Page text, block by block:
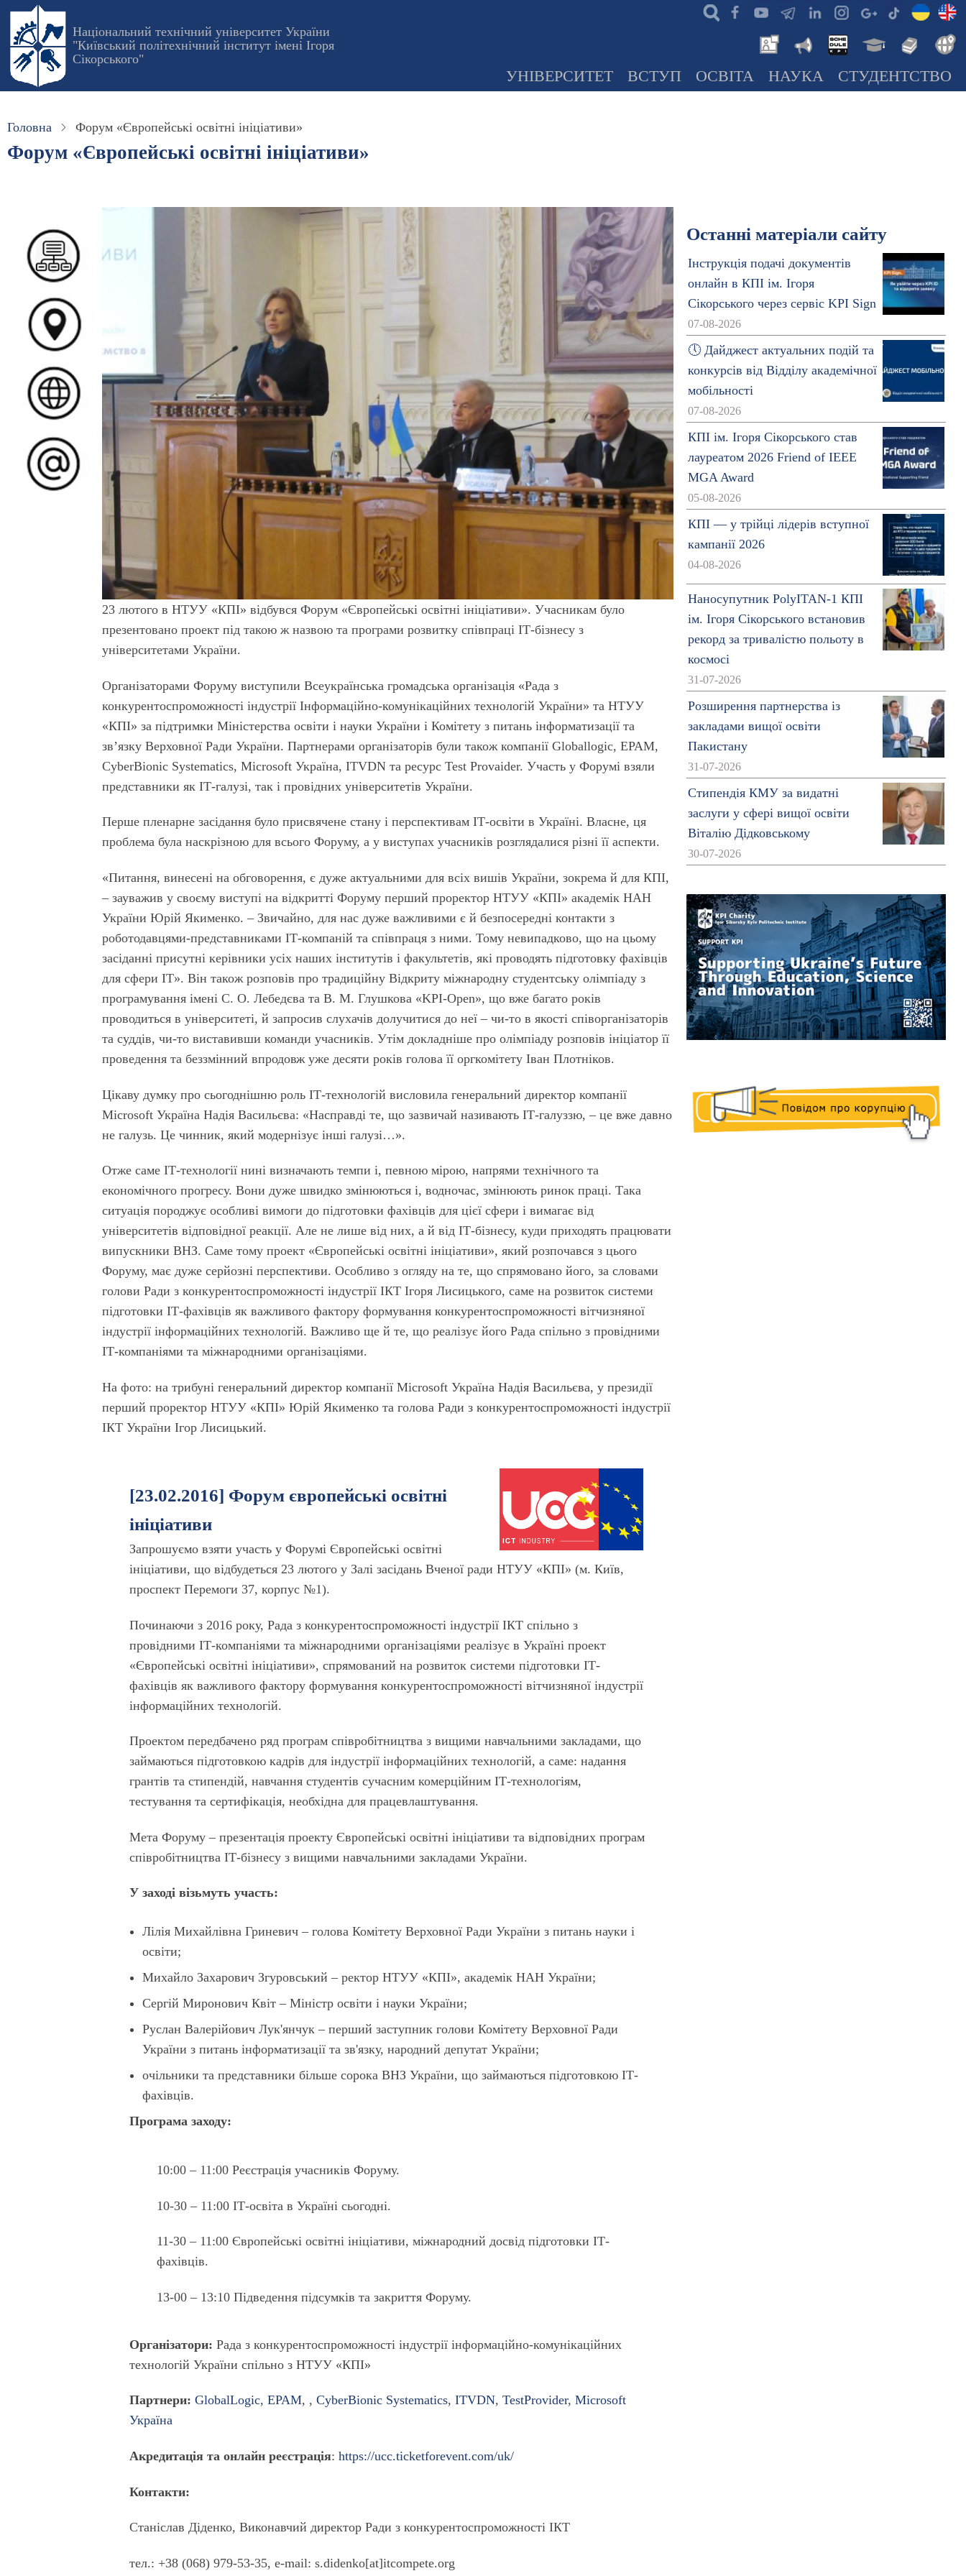
Перейти
основного
вмісту
Національний технічний університет України
"Київський політехнічний інститут імені Ігоря
Сікорського"
УНІВЕРСИТЕТ ВСТУП ОСВІТА НАУКА СТУДЕНТСТВО
Головна Форум «Європейські освітні ініціативи»
Форум «Європейські освітні ініціативи»
23 лютого в НТУУ «КПІ» відбувся Форум «Європейські освітні ініціативи». Учасникам було
презентовано проект під такою ж назвою та програми розвитку співпраці ІТ-бізнесу з
університетами України.
Організаторами Форуму виступили Всеукраїнська громадська організація «Рада з
конкурентоспроможності індустрії Інформаційно-комунікаційних технологій України» та НТУУ
«КПІ» за підтримки Міністерства освіти і науки України і Комітету з питань інформатизації та
зв’язку Верховної Ради України. Партнерами організаторів були також компанії Globallogic, EPAM,
CyberBionic Systematics, Microsoft Україна, ITVDN та ресурс Test Provaider. Участь у Форумі взяли
представники як ІТ-галузі, так і провідних університетів України.
Перше пленарне засідання було присвячене стану і перспективам ІТ-освіти в Україні. Власне, ця
проблема була наскрізною для всього Форуму, а у виступах учасників розглядалися різні її аспекти.
«Питання, винесені на обговорення, є дуже актуальними для всіх вишів України, зокрема й для КПІ,
– зауважив у своєму виступі на відкритті Форуму перший проректор НТУУ «КПІ» академік НАН
України Юрій Якименко. – Звичайно, для нас дуже важливими є й безпосередні контакти з
роботодавцями-представниками ІТ-компаній та співпраця з ними. Тому невипадково, що на цьому
засіданні присутні керівники усіх наших інститутів і факультетів, які проводять підготовку фахівців
для сфери ІТ». Він також розповів про традиційну Відкриту міжнародну студентську олімпіаду з
програмування імені С. О. Лебедєва та В. М. Глушкова «KPI-Open», що вже багато років
проводиться в університеті, й запросив слухачів долучитися до неї – чи-то в якості співорганізаторів
та суддів, чи-то виставивши команди учасників. Утім докладніше про олімпіаду розповів ініціатор її
проведення та беззмінний впродовж уже десяти років голова її оргкомітету Іван Плотніков.
Цікаву думку про сьогоднішню роль ІТ-технологій висловила генеральний директор компанії
Microsoft Україна Надія Васильєва: «Насправді те, що зазвичай називають ІТ-галуззю, – це вже давно
не галузь. Це чинник, який модернізує інші галузі…».
Отже саме ІТ-технології нині визначають темпи і, певною мірою, напрями технічного та
економічного прогресу. Вони дуже швидко змінюються і, водночас, змінюють ринок праці. Така
ситуація породжує особливі вимоги до підготовки фахівців для цієї сфери і вимагає від
університетів відповідної реакції. Але не лише від них, а й від ІТ-бізнесу, куди приходять працювати
випускники ВНЗ. Саме тому проект «Європейські освітні ініціативи», який розпочався з цього
Форуму, має дуже серйозні перспективи. Особливо з огляду на те, що спрямовано його, за словами
голови Ради з конкурентоспроможності індустрії ІКТ Ігоря Лисицького, саме на розвиток системи
підготовки ІТ-фахівців як важливого фактору формування конкурентоспроможності вітчизняної
індустрії інформаційних технологій. Важливо ще й те, що реалізує його Рада спільно з провідними
ІТ-компаніями та міжнародними організаціями.
На фото: на трибуні генеральний директор компанії Microsoft Україна Надія Васильєва, у президії
перший проректор НТУУ «КПІ» Юрій Якименко та голова Ради з конкурентоспроможності індустрії
ІКТ України Ігор Лисицький.
[23.02.2016] Форум європейські освітні
ініціативи
Запрошуємо взяти участь у Форумі Європейські освітні
ініціативи, що відбудеться 23 лютого у Залі засідань Вченої ради НТУУ «КПІ» (м. Київ,
проспект Перемоги 37, корпус №1).
Починаючи з 2016 року, Рада з конкурентоспроможності індустрії ІКТ спільно з
провідними ІТ-компаніями та міжнародними організаціями реалізує в Україні проект
«Європейські освітні ініціативи», спрямований на розвиток системи підготовки ІТ-
фахівців як важливого фактору формування конкурентоспроможності вітчизняної індустрії
інформаційних технологій.
Проектом передбачено ряд програм співробітництва з вищими навчальними закладами, що
займаються підготовкою кадрів для індустрії інформаційних технологій, а саме: надання
грантів та стипендій, навчання студентів сучасним комерційним ІТ-технологіям,
тестування та сертифікація, необхідна для працевлаштування.
Мета Форуму – презентація проекту Європейські освітні ініціативи та відповідних програм
співробітництва ІТ-бізнесу з вищими навчальними закладами України.
У заході візьмуть участь:
Лілія Михайлівна Гриневич – голова Комітету Верховної Ради України з питань науки і
освіти;
Михайло Захарович Згуровський – ректор НТУУ «КПІ», академік НАН України;
Сергій Миронович Квіт – Міністр освіти і науки України;
Руслан Валерійович Лук'янчук – перший заступник голови Комітету Верховної Ради
України з питань інформатизації та зв'язку, народний депутат України;
очільники та представники більше сорока ВНЗ України, що займаються підготовкою ІТ-
фахівців.
Програма заходу:
10:00 – 11:00 Реєстрація учасників Форуму.
10-30 – 11:00 ІТ-освіта в Україні сьогодні.
11-30 – 11:00 Європейські освітні ініціативи, міжнародний досвід підготовки ІТ-
фахівців.
13-00 – 13:10 Підведення підсумків та закриття Форуму.
Організатори: Рада з конкурентоспроможності індустрії інформаційно-комунікаційних
технологій України спільно з НТУУ «КПІ»
Партнери: GlobalLogic,EPAM, ,CyberBionic Systematics,ITVDN,TestProvider,Microsoft
Україна
Акредитація та онлайн реєстрація:https://ucc.ticketforevent.com/uk/
Контакти:
Станіслав Діденко, Виконавчий директор Ради з конкурентоспроможності ІКТ
тел.: +38 (068) 979-53-35, e-mail: s.didenko[at]itcompete.org
Останні матеріали сайту
Інструкція подачі документів
онлайн в КПІ ім. Ігоря
Сікорського через сервіс KPI Sign
07-08-2026
🕔 Дайджест актуальних подій та
конкурсів від Відділу академічної
мобільності
07-08-2026
КПІ ім. Ігоря Сікорського став
лауреатом 2026 Friend of IEEE
MGA Award
05-08-2026
КПІ — у трійці лідерів вступної
кампанії 2026
04-08-2026
Наносупутник PolyITAN-1 КПІ
ім. Ігоря Сікорського встановив
рекорд за тривалістю польоту в
космосі
31-07-2026
Розширення партнерства із
закладами вищої освіти
Пакистану
31-07-2026
Стипендія КМУ за видатні
заслуги у сфері вищої освіти
Віталію Дідковському
30-07-2026